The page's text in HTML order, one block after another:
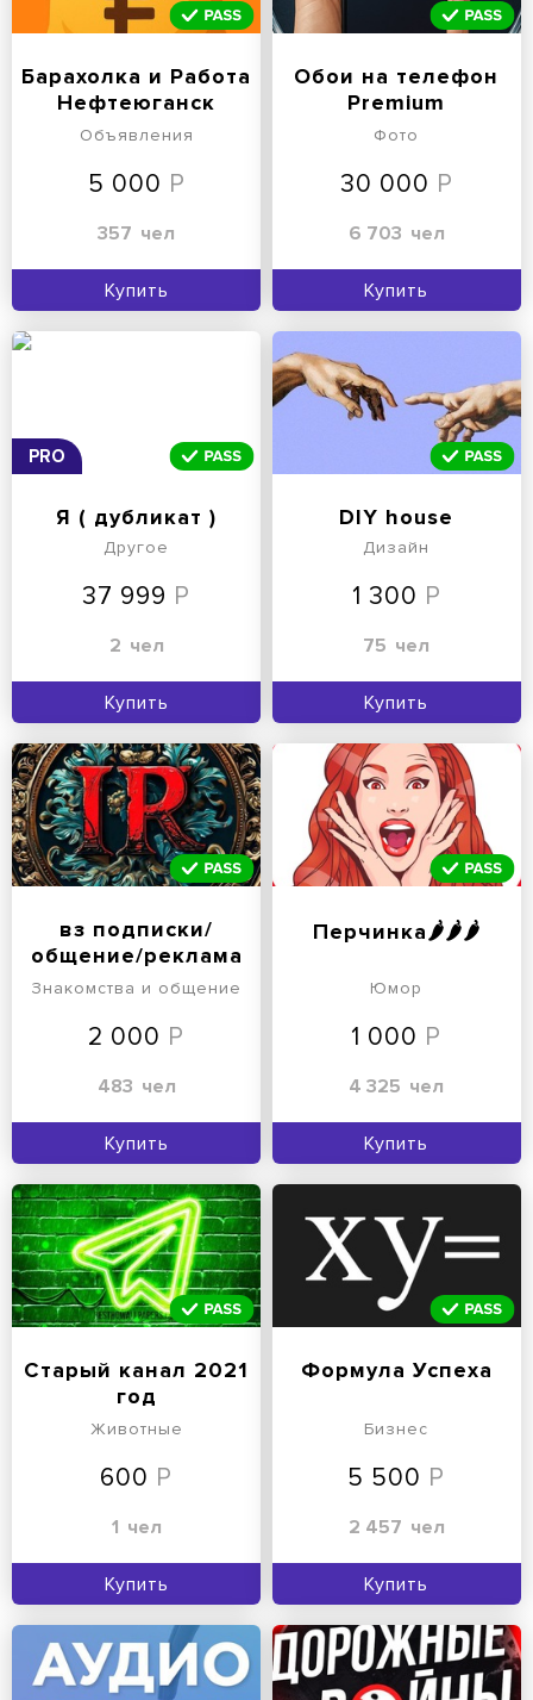
Барахолка и Работа
Нефтеюганск
Объявления
5 000
357 чел
Купить
Обои на телефон
Premium
Фото
30 000
6 703 чел
Купить
PRO
Я ( дубликат )
Другое
37 999
2 чел
Купить
DIY house
Дизайн
1 300
75 чел
Купить
вз подписки/
общение/реклама
Знакомства и общение
2 000
483 чел
Купить
Перчинка🌶🌶️🌶️
Юмор
1 000
4 325 чел
Купить
Старый канал 2021
год
Животные
600
1 чел
Купить
Формула Успеха
Бизнес
5 500
2 457 чел
Купить